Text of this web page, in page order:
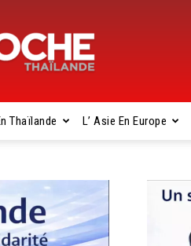
Thaïlande L’ Asie En Europe